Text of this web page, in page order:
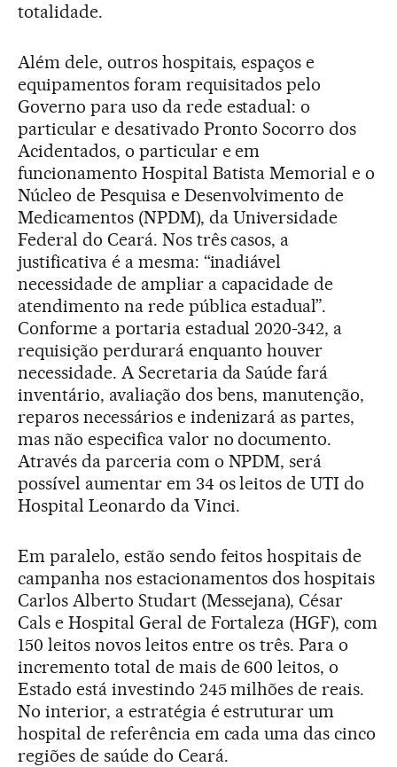
totalidade.
Além dele, outros hospitais, espaços e
equipamentos foram requisitados pelo
Governo para uso da rede estadual: o
particular e desativado Pronto Socorro dos
Acidentados, o particular e em
funcionamento Hospital Batista Memorial e o
Núcleo de Pesquisa e Desenvolvimento de
Medicamentos (NPDM), da Universidade
Federal do Ceará. Nos três casos, a
justificativa é a mesma: “inadiável
necessidade de ampliar a capacidade de
atendimento na rede pública estadual”.
Conforme a portaria estadual 2020-342, a
requisição perdurará enquanto houver
necessidade. A Secretaria da Saúde fará
inventário, avaliação dos bens, manutenção,
reparos necessários e indenizará as partes,
mas não especifica valor no documento.
Através da parceria com o NPDM, será
possível aumentar em 34 os leitos de UTI do
Hospital Leonardo da Vinci.
Em paralelo, estão sendo feitos hospitais de
campanha nos estacionamentos dos hospitais
Carlos Alberto Studart (Messejana), César
Cals e Hospital Geral de Fortaleza (HGF), com
150 leitos novos leitos entre os três. Para o
incremento total de mais de 600 leitos, o
Estado está investindo 245 milhões de reais.
No interior, a estratégia é estruturar um
hospital de referência em cada uma das cinco
regiões de saúde do Ceará.